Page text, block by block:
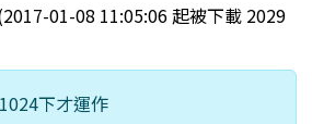
01-08 11:05:06 起被下載 2029
下才運作